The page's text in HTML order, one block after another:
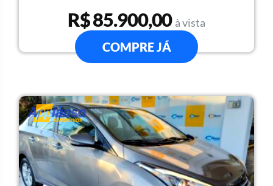
R$ 85.900,00 à vista
COMPRE JÁ